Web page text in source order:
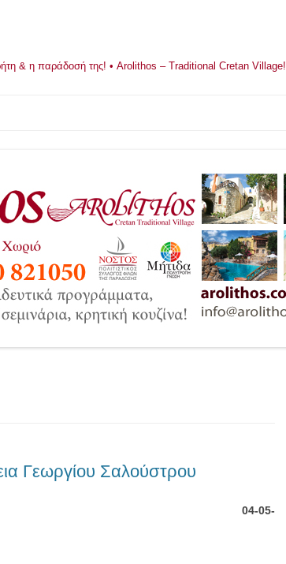
& η παράδοσή της! • Arolithos – Traditional Cretan Village!
Γεωργίου Σαλούστρου
04-05-